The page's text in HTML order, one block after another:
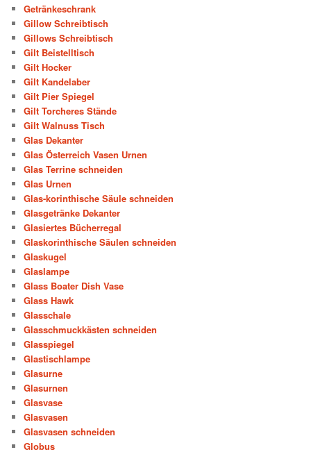
Getränkeschrank
Gillow Schreibtisch
Gillows Schreibtisch
Gilt Beistelltisch
Gilt Hocker
Gilt Kandelaber
Gilt Pier Spiegel
Gilt Torcheres Stände
Gilt Walnuss Tisch
Glas Dekanter
Glas Österreich Vasen Urnen
Glas Terrine schneiden
Glas Urnen
Glas-korinthische Säule schneiden
Glasgetränke Dekanter
Glasiertes Bücherregal
Glaskorinthische Säulen schneiden
Glaskugel
Glaslampe
Glass Boater Dish Vase
Glass Hawk
Glasschale
Glasschmuckkästen schneiden
Glasspiegel
Glastischlampe
Glasurne
Glasurnen
Glasvase
Glasvasen
Glasvasen schneiden
Globus